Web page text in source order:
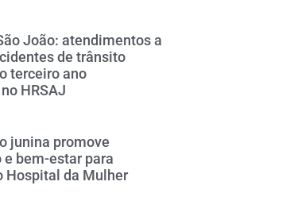
João: atendimentos a
de trânsito
terceiro ano
HRSAJ
junina promove
bem-estar para
Hospital da Mulher